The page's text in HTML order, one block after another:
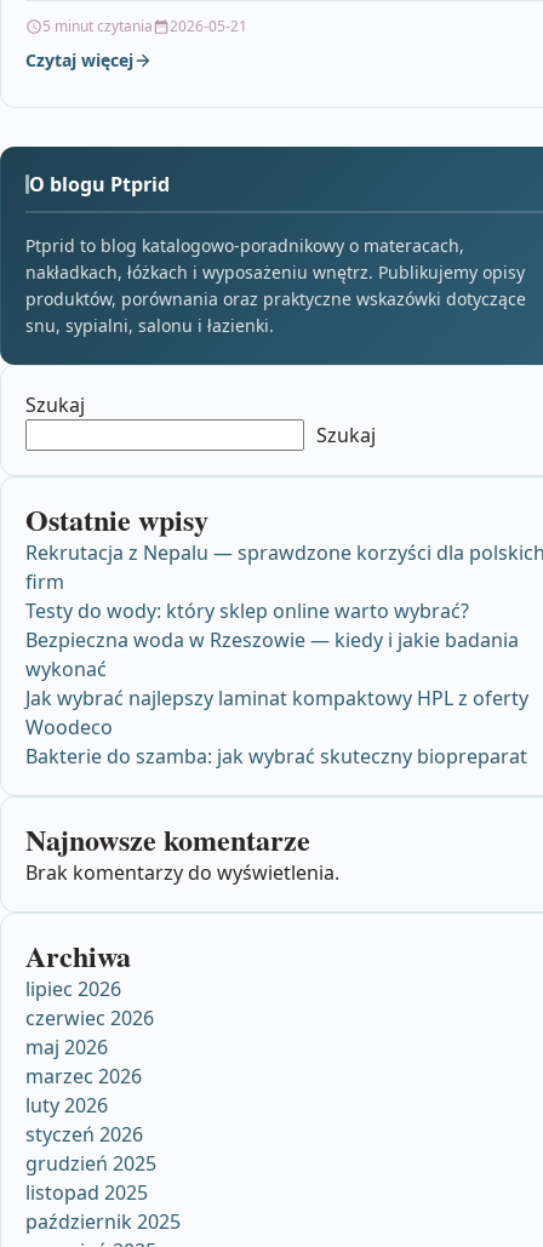
5 minut czytania 2026-05-21
Czytaj więcej
O blogu Ptprid
Ptprid to blog katalogowo-poradnikowy o materacach,
nakładkach, łóżkach i wyposażeniu wnętrz. Publikujemy opisy
produktów, porównania oraz praktyczne wskazówki dotyczące
snu, sypialni, salonu i łazienki.
Szukaj
Szukaj
Ostatnie wpisy
Rekrutacja z Nepalu — sprawdzone korzyści dla
firm
Testy do wody: który sklep online warto wybrać?
Bezpieczna woda w Rzeszowie — kiedy i jakie badania
wykonać
Jak wybrać najlepszy laminat kompaktowy HPL z oferty
Woodeco
Bakterie do szamba: jak wybrać skuteczny biopreparat
Najnowsze komentarze
Brak komentarzy do wyświetlenia.
Archiwa
lipiec 2026
czerwiec 2026
maj 2026
marzec 2026
luty 2026
styczeń 2026
grudzień 2025
listopad 2025
październik 2025